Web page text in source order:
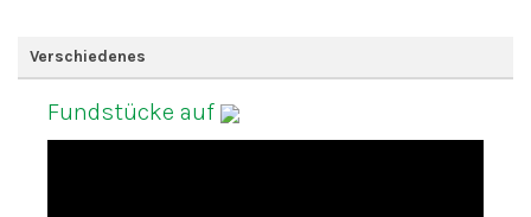
Verschiedenes
Fundstücke auf